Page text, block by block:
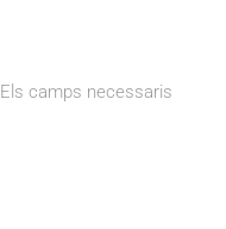
Els camps necessaris